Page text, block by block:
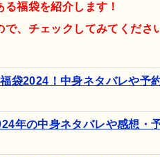
福袋を紹介します！
、チェックしてみてくださ
袋2024！中身ネタバレや予
年の中身ネタバレや感想・